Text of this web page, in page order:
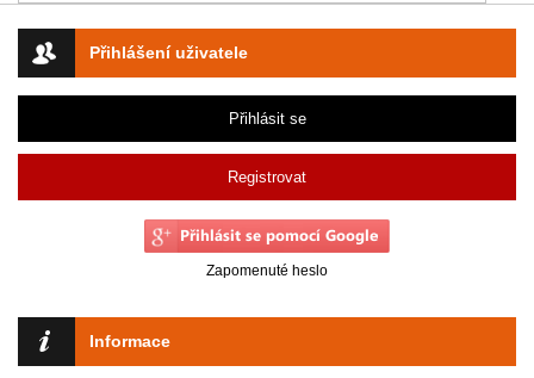
Přihlášení uživatele
Přihlásit se
Registrovat
Zapomenuté heslo
Informace